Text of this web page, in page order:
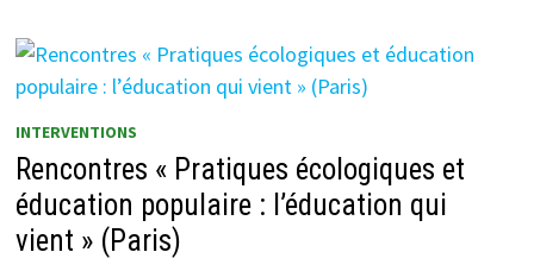
:
ET
ONTOLOGIE
(SAINT
DE
–
34)
INTERVENTIONS
Rencontres « Pratiques écologiques et
éducation populaire : l’éducation qui
vient » (Paris)